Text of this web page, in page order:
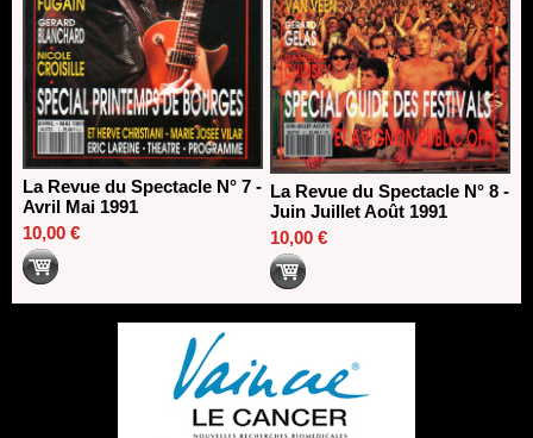
La Revue du Spectacle N° 7 -
Avril Mai 1991
10,00 €
La Revue du Spectacle N° 8 -
Juin Juillet Août 1991
10,00 €